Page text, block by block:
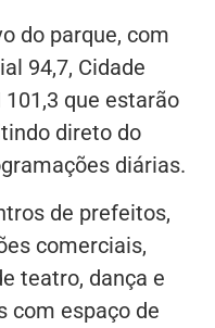
do parque, com
94,7, Cidade
101,3 que estarão
direto do
diárias.
de prefeitos,
comerciais,
teatro, dança e
com espaço de